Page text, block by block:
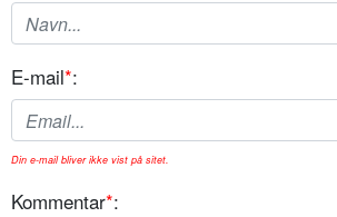
E-mail*:
Din e-mail bliver ikke vist på sitet.
Kommentar*: